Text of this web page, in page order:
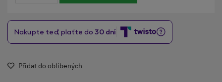
Přidat do oblíbených